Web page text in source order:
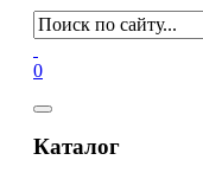
0
Каталог